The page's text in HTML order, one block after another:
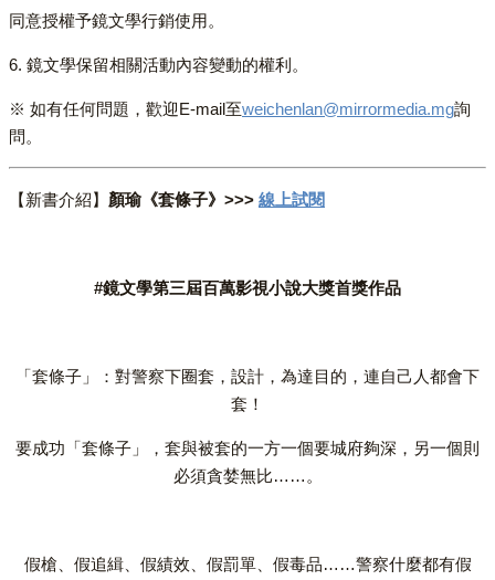
同意授權予鏡文學行銷使用。
6. 鏡文學保留相關活動內容變動的權利。
※ 如有任何問題，歡迎E-mail至weichenlan@mirrormedia.mg詢
問。
【新書介紹】 顏瑜《套條子》>>> 線上試閱
#鏡文學第三屆百萬影視小說大獎首獎作品
「套條子」：對警察下圈套，設計，為達目的，連自己人都會下
套！
要成功「套條子」，套與被套的一方一個要城府夠深，另一個則
必須貪婪無比……。
假槍、假追緝、假績效、假罰單、假毒品……警察什麼都有假